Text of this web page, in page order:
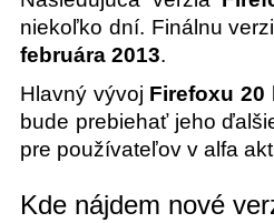
niekoľko dní. Finálnu
februára 2013.
Hlavný vývoj Firefoxu 20
bude prebiehať jeho
pre používateľov v alfa
Kde nájdem nové